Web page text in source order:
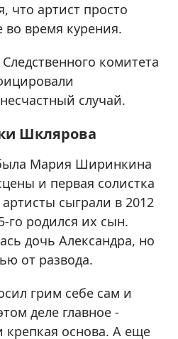
что артист просто
во время курения.
комитета
случай.
Шклярова
Мария Ширинкина
и первая солистка
сыграли в 2012
го родился их сын.
дочь Александра, но
от развода.
грим себе сам и
деле главное -
крепкая основа. А еще